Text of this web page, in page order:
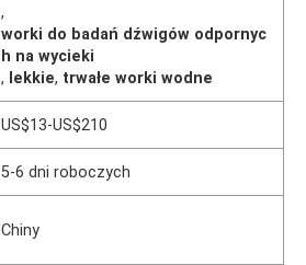
,
worki do badań dźwigów odpornyc
h na wycieki
, lekkie, trwałe worki wodne
US$13-US$210
5-6 dni roboczych
Chiny